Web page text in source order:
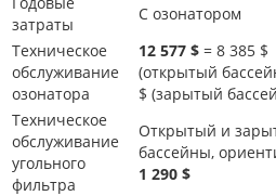
затраты
С озонатором
Техническое
обслуживание
озонатора
12 577 $ = 8 385 $
(открытый
$ (зарытый
Техническое
обслуживание
угольного
фильтра
Открытый и
бассейны,
1 290 $